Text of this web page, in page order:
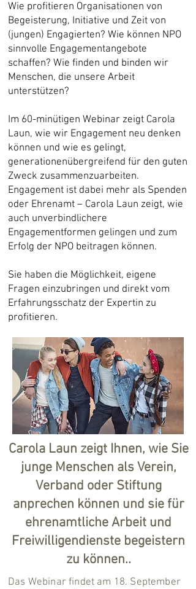
Wie profitieren Organisationen von
Begeisterung, Initiative und Zeit von
(jungen) Engagierten? Wie können NPO
sinnvolle Engagementangebote
schaffen? Wie finden und binden wir
Menschen, die unsere Arbeit
unterstützen?
Im 60-minütigen Webinar zeigt Carola
Laun, wie wir Engagement neu denken
können und wie es gelingt,
generationenübergreifend für den guten
Zweck zusammenzuarbeiten.
Engagement ist dabei mehr als Spenden
oder Ehrenamt – Carola Laun zeigt, wie
auch unverbindlichere
Engagementformen gelingen und zum
Erfolg der NPO beitragen können.
Sie haben die Möglichkeit, eigene
Fragen einzubringen und direkt vom
Erfahrungsschatz der Expertin zu
profitieren.
Carola Laun zeigt Ihnen, wie Sie
junge Menschen als Verein,
Verband oder Stiftung
anprechen können und sie für
ehrenamtliche Arbeit und
Freiwilligendienste begeistern
zu können..
Das Webinar findet am 18. September